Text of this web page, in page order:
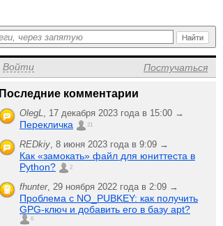
Войти Постучаться
Последние комментарии
OlegL, 17 декабря 2023 года в 15:00 →
Перекличка 21
REDkiy, 8 июня 2023 года в 9:09 →
Как «замокать» файл для юниттеста в
Python?
2
fhunter, 29 ноября 2022 года в 2:09 →
Проблема с NO_PUBKEY: как получить
GPG-ключ и добавить его в базу apt?
6